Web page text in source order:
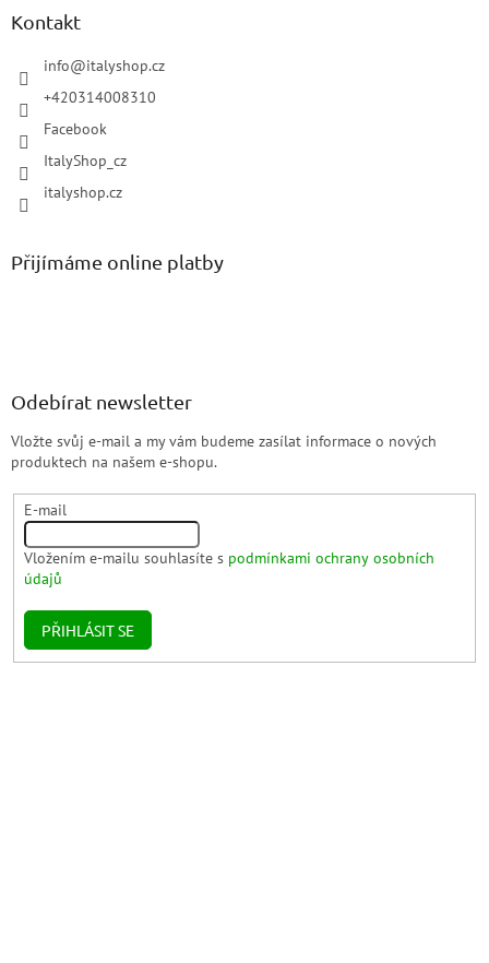
Kontakt
info@italyshop.cz
+420314008310
Facebook
ItalyShop_cz
italyshop.cz
Přijímáme online platby
Odebírat newsletter
Vložte svůj e-mail a my vám budeme zasílat informace o nových
produktech na našem e-shopu.
E-mail
Vložením e-mailu souhlasíte s podmínkami ochrany osobních
údajů
PŘIHLÁSIT SE